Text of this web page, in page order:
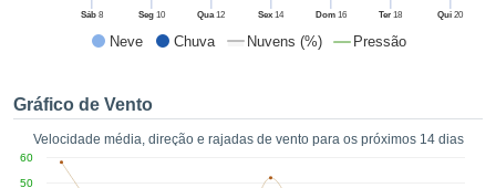
o
no
como
um perfil
Neve Chuva Nuvens (%) Pressão
Sáb8 Seg10 Qua12 Sex 14 Dom16 Ter 18 Qui 20
Gráfico de Vento
Velocidade média, direção e rajadas de vento para os próximos 14 dias
50
60